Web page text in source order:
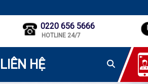
0220 656 5666
HOTLINE 24/7
LIÊN HỆ